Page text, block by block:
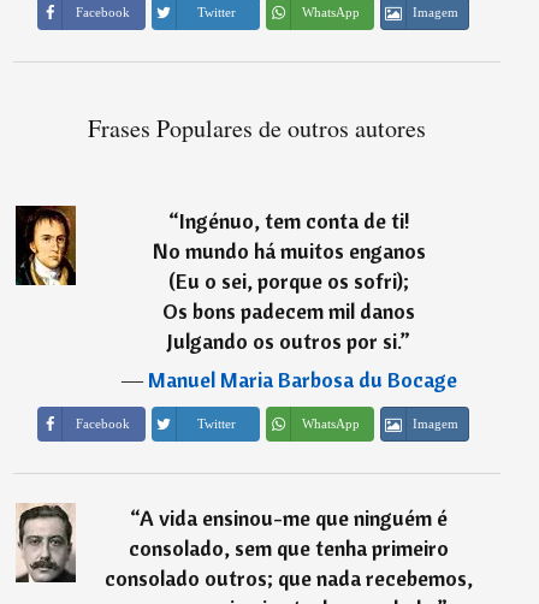
Facebook Twitter WhatsApp Imagem
Frases Populares de outros autores
“Ingénuo, tem conta de ti!
No mundo há muitos enganos
(Eu o sei, porque os sofri);
Os bons padecem mil danos
Julgando os outros por si.”
―Manuel Maria Barbosa du Bocage
Facebook Twitter WhatsApp Imagem
“A vida ensinou-me que ninguém é
consolado, sem que tenha primeiro
consolado outros; que nada recebemos,